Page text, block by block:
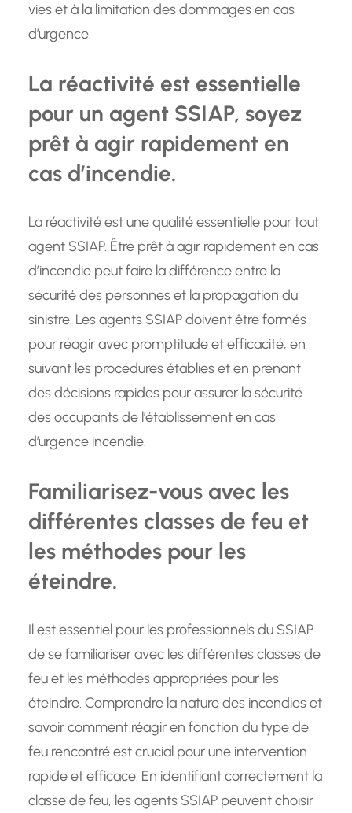
vies et à la limitation des dommages en cas
d’urgence.
La réactivité est essentielle
pour un agent SSIAP, soyez
prêt à agir rapidement en
cas d’incendie.
La réactivité est une qualité essentielle pour tout
agent SSIAP. Être prêt à agir rapidement en cas
d’incendie peut faire la différence entre la
sécurité des personnes et la propagation du
sinistre. Les agents SSIAP doivent être formés
pour réagir avec promptitude et efficacité, en
suivant les procédures établies et en prenant
des décisions rapides pour assurer la sécurité
des occupants de l’établissement en cas
d’urgence incendie.
Familiarisez-vous avec les
différentes classes de feu et
les méthodes pour les
éteindre.
Il est essentiel pour les professionnels du SSIAP
de se familiariser avec les différentes classes de
feu et les méthodes appropriées pour les
éteindre. Comprendre la nature des incendies et
savoir comment réagir en fonction du type de
feu rencontré est crucial pour une intervention
rapide et efficace. En identifiant correctement la
classe de feu, les agents SSIAP peuvent choisir